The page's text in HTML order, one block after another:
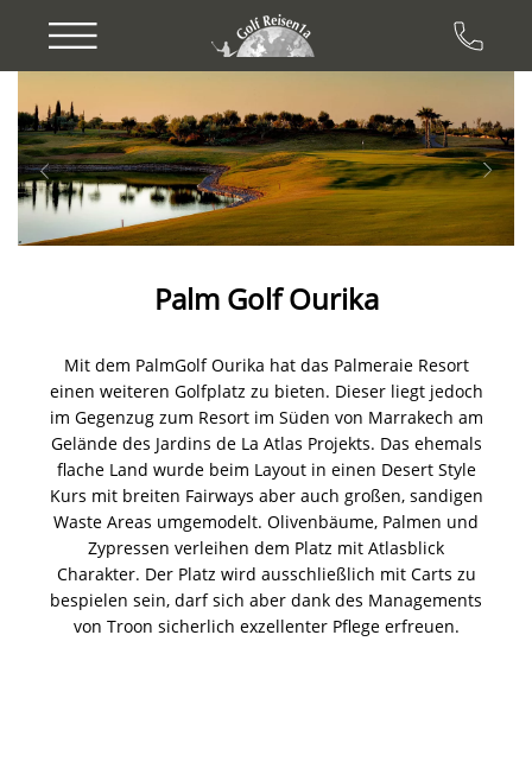
Palm Golf Ourika
Mit dem PalmGolf Ourika hat das Palmeraie Resort
einen weiteren Golfplatz zu bieten. Dieser liegt jedoch
im Gegenzug zum Resort im Süden von Marrakech am
Gelände des Jardins de La Atlas Projekts. Das ehemals
flache Land wurde beim Layout in einen Desert Style
Kurs mit breiten Fairways aber auch großen, sandigen
Waste Areas umgemodelt. Olivenbäume, Palmen und
Zypressen verleihen dem Platz mit Atlasblick
Charakter. Der Platz wird ausschließlich mit Carts zu
bespielen sein, darf sich aber dank des Managements
von Troon sicherlich exzellenter Pflege erfreuen.